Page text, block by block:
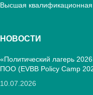
Высшая квалификационная
НОВОСТИ
«Политический лагерь
ПОО (EVBB Policy Camp
10.07.2026